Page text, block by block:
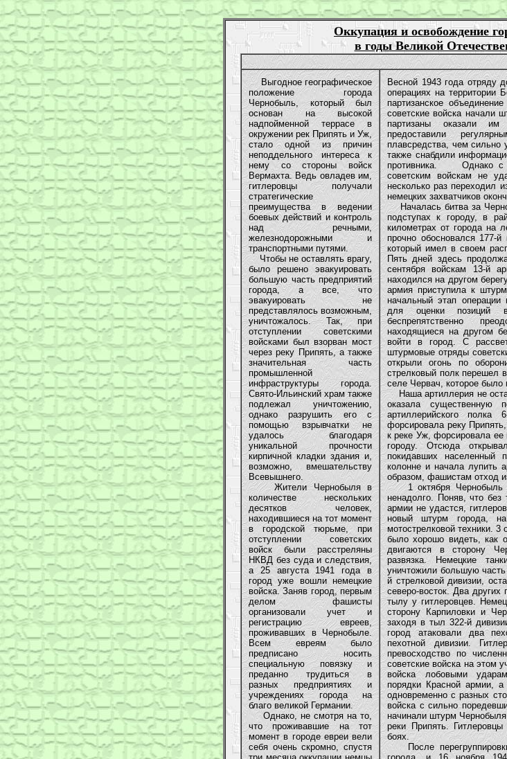
Оккупация и освобождение
в годы Великой
Выгодное географическое
положение города
Чернобыль, который был
основан на высокой
надпойменной террасе в
окружении рек Припять и Уж,
стало одной из причин
неподдельного интереса к
нему со стороны войск
Вермахта. Ведь овладев им,
гитлеровцы получали
стратегические
преимущества в ведении
боевых действий и контроль
над речными,
железнодорожными и
транспортными путями.
Чтобы не оставлять врагу,
было решено эвакуировать
большую часть предприятий
города, а все, что
эвакуировать не
представлялось возможным,
уничтожалось. Так, при
отступлении советскими
войсками был взорван мост
через реку Припять, а также
значительная часть
промышленной
инфраструктуры города.
Свято-Ильинский храм также
подлежал уничтожению,
однако разрушить его с
помощью взрывчатки не
удалось благодаря
уникальной прочности
кирпичной кладки здания и,
возможно, вмешательству
Всевышнего.
Жители Чернобыля в
количестве нескольких
десятков человек,
находившиеся на тот момент
в городской тюрьме, при
отступлении советских
войск были расстреляны
НКВД без суда и следствия,
а 25 августа 1941 года в
город уже вошли немецкие
войска. Заняв город, первым
делом фашисты
организовали учет и
регистрацию евреев,
проживавших в Чернобыле.
Всем евреям было
предписано носить
специальную повязку и
преданно трудиться в
разных предприятиях и
учреждениях города на
благо великой Германии.
Однако, не смотря на то,
что проживавшие на тот
момент в городе евреи вели
себя очень скромно, спустя
Весной 1943 года отряду
операциях на территории
партизанское
советские войска начали
партизаны оказали
предоставили
плавсредства, чем сильно
также снабдили
противника. Однако с
советским войскам не
несколько раз переходил
немецких захватчиков
Началась битва за
подступах к городу, в
километрах от города на
прочно обосновался 177-
который имел в своем
Пять дней здесь
сентября войскам 13-й
находился на другом
армия приступила к
начальный этап
для оценки позиций
беспрепятственно
находящиеся на другом
войти в город. С
штурмовые отряды
открыли огонь по
стрелковый полк перешел
селе Червач, которое было
Наша артиллерия не
оказала существенную
артиллерийского полка
форсировала реку
к реке Уж, форсировала ее
городу. Отсюда
покидавших
колонне и начала лупить
образом, фашистам отход
1 октября Чернобыль
ненадолго. Поняв, что без
армии не удастся,
новый штурм города,
мотострелковой техники.
было хорошо видеть, как
двигаются в сторону
развязка. Немецкие
уничтожили большую
й стрелковой дивизии,
северо-восток. Два
тылу у гитлеровцев.
сторону Карпиловки и
заходя в тыл 322-й
город атаковали два
пехотной дивизии.
превосходство по
советские войска на этом
войска лобовыми
порядки Красной армии,
одновременно с разных
войска с сильно
начинали штурм
реки Припять.
боях.
После перегруппировки